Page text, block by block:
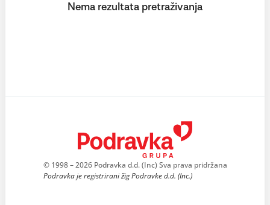
Nema rezultata pretraživanja
© 1998 – 2026 Podravka d.d. (Inc) Sva prava pridržana
Podravka je registrirani žig Podravke d.d. (Inc.)